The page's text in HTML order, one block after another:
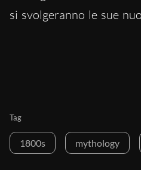
si svolgeranno le sue
Tag
1800s mythology